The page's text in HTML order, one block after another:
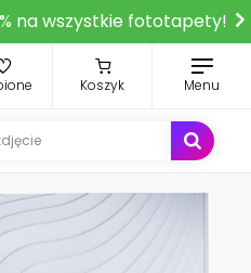
na wszystkie fototapety!
Koszyk Menu